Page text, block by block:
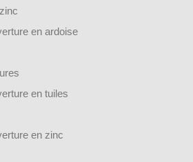
en ardoise
en tuiles
en zinc